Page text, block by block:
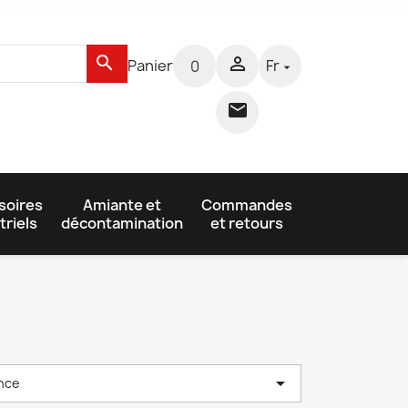
search Panier 0 

Fr 
Amiante et
décontamination
Commandes
et retours
